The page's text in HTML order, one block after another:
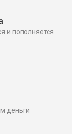
и пополняется
деньги